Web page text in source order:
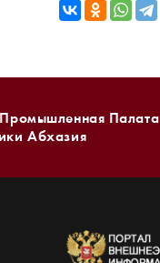
Промышленная Палата
Абхазия